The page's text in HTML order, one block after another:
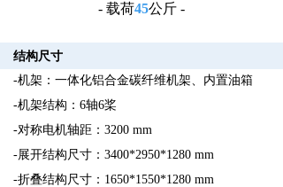
高原地区物资运输
高寒地区冬季物资运输
最新资讯
联系我们
- 载荷45公斤 -
结构尺寸
-机架：一体化铝合金碳纤维机架、内置油箱
-机架结构：6轴6桨
-对称电机轴距：3200 mm
-展开结构尺寸：3400*2950*1280 mm
-折叠结构尺寸：1650*1550*1280 mm